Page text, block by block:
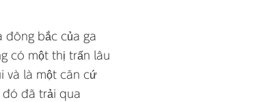
đông bắc của ga
có một thị trấn lâu
và là một căn cứ
đó đã trải qua